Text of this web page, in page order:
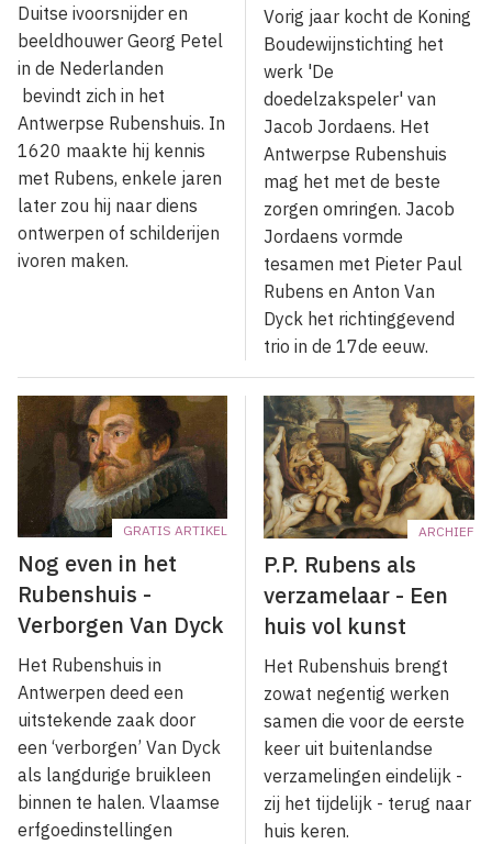
Duitse ivoorsnijder en
beeldhouwer Georg Petel
in de Nederlanden
bevindt zich in het
Antwerpse Rubenshuis. In
1620 maakte hij kennis
met Rubens, enkele jaren
later zou hij naar diens
ontwerpen of schilderijen
ivoren maken.
Vorig jaar kocht de Koning
Boudewijnstichting het
werk 'De
doedelzakspeler' van
Jacob Jordaens. Het
Antwerpse Rubenshuis
mag het met de beste
zorgen omringen. Jacob
Jordaens vormde
tesamen met Pieter Paul
Rubens en Anton Van
Dyck het richtinggevend
trio in de 17de eeuw.
GRATIS ARTIKEL
Nog even in het
Rubenshuis -
Verborgen Van Dyck
Het Rubenshuis in
Antwerpen deed een
uitstekende zaak door
een ‘verborgen’ Van Dyck
als langdurige bruikleen
binnen te halen. Vlaamse
erfgoedinstellingen
ARCHIEF
P.P. Rubens als
verzamelaar - Een
huis vol kunst
Het Rubenshuis brengt
zowat negentig werken
samen die voor de eerste
keer uit buitenlandse
verzamelingen eindelijk -
zij het tijdelijk - terug naar
huis keren.